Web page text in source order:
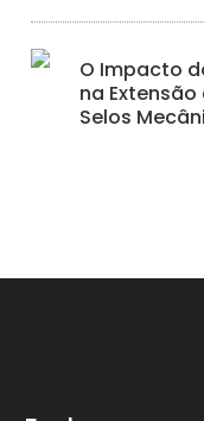
O Impacto
na
Selos